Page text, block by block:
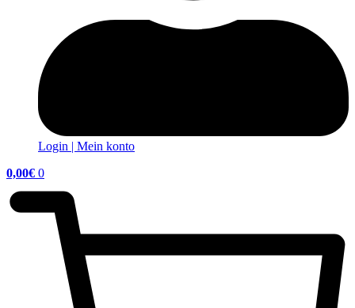
Login | Mein konto
0,00€ 0